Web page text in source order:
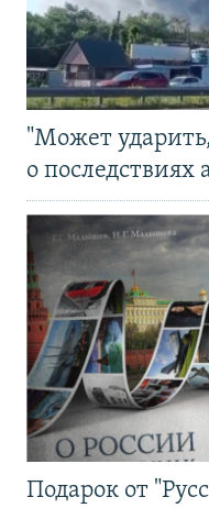
"Может
о
Подарок от